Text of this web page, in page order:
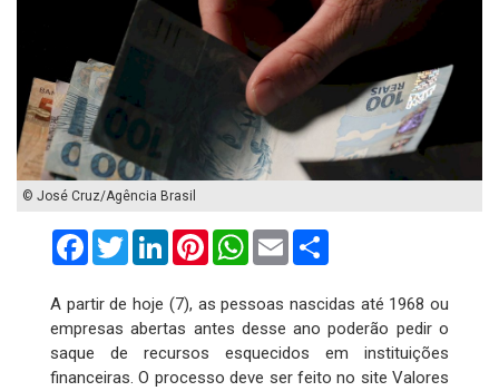
© José Cruz/Agência Brasil
FacebookTwitterLinkedInPinterestWhatsApp
Email
A partir de hoje (7), as pessoas nascidas até 1968 ou
empresas abertas antes desse ano poderão pedir o
saque de recursos esquecidos em instituições
financeiras. O processo deve ser feito no site Valores